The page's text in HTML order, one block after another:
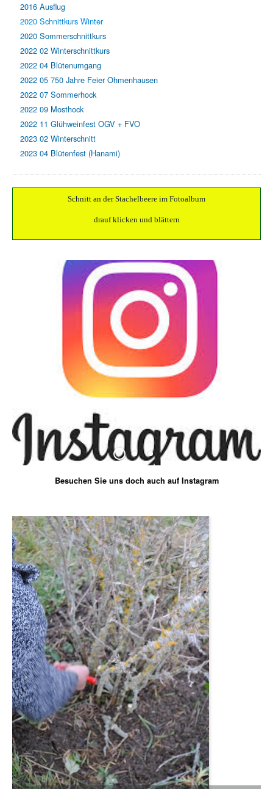
2016 Ausflug
2020 Schnittkurs Winter
2020 Sommerschnittkurs
2022 02 Winterschnittkurs
2022 04 Blütenumgang
2022 05 750 Jahre Feier Ohmenhausen
2022 07 Sommerhock
2022 09 Mosthock
2022 11 Glühweinfest OGV + FVO
2023 02 Winterschnitt
2023 04 Blütenfest (Hanami)
Schnitt an der Stachelbeere im Fotoalbum
drauf klicken und blättern
Besuchen Sie uns doch auch auf Instagram